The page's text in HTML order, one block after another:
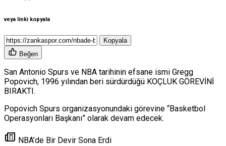
veya linki kopyala
Kopyala
Beğen
San Antonio Spurs ve NBA tarihinin efsane ismi Gregg
Popovich, 1996 yılından beri sürdürdüğü KOÇLUK GÖREVİNİ
BIRAKTI.
Popovich Spurs organizasyonundaki görevine “Basketbol
Operasyonları Başkanı” olarak devam edecek.
NBA’de Bir Devir Sona Erdi